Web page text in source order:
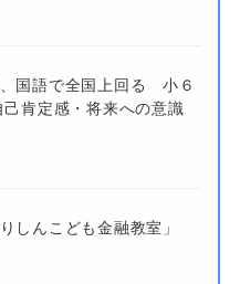
、国語で全国上回る 小６
肯定感・将来への意識
しんこども金融教室」